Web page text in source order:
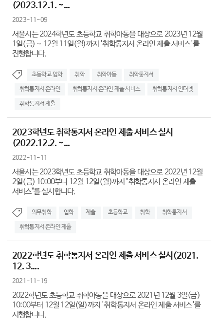
(2023.12.1. ~...
2023-11-09
서울시는 2024학년도 초등학교 취학아동을 대상으로 2023년 12월
1일(금) ~ 12월 11일(월)까지 '취학통지서 온라인 제출 서비스'를
진행합니다.
초등학교 입학 취학 취학아동 취학통지서
취학통지서 온라인 취학통지서 온라인 제출 서비스 취학통지서 인터넷
취학통지서 제출
2023학년도 취학통지서 온라인 제출 서비스 실시
(2022.12.2. ~...
2022-11-11
서울시는 2023학년도 초등학교 취학아동을 대상으로 2022년 12월
2일(금) 10:00부터 12월 12일(월)까지 "취학통지서 온라인 제출
서비스"를 실시합니다.
의무취학 입학 제출 초등학교 취학 취학통지서
취학통지서 온라인 제출
2022학년도 취학통지서 온라인 제출 서비스 실시(2021.
12. 3....
2021-11-19
2022학년도 초등학교 취학아동을 대상으로 2021년 12월 3일(금)
10:00부터 12월 12일(일)까지 '취학통지서 온라인 제출 서비스'를
시행합니다.